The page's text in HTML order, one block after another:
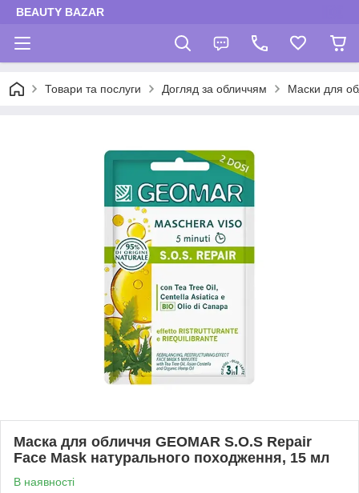
BEAUTY BAZAR
Товари та послуги Догляд за обличчям Маски для
Маска для обличчя GEOMAR S.O.S Repair
Face Mask натурального походження, 15 мл
В наявності